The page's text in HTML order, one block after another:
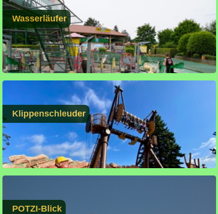
Wasserläufer
Klippenschleuder
POTZI-Blick